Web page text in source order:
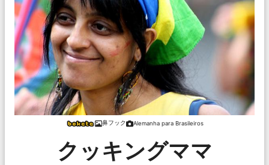
鼻フック Alemanha para Brasileiros
クッキングママ